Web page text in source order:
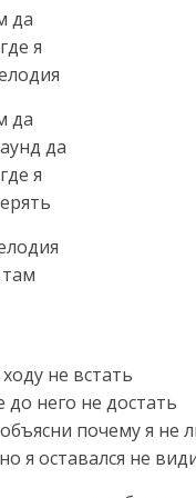
да
я
да
да
я
не встать
него не достать
почему я не
я оставался не